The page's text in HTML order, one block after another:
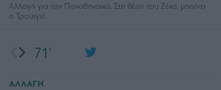
71'
ΑΛΛΑΓΗ
Αλλαγή για τον Παναθηναϊκό. Στη θέση του Ζέκα, μπαίνει
ο Τρουιγιέ.